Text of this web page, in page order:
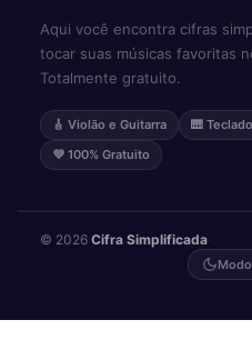
Aqui você encontra cifras
tocar suas músicas favoritas
Totalmente gratuito.
🎸 Violão e Guitarra 🎹
💜 100% Gratuito
© 2026 Cifra Simplificada·